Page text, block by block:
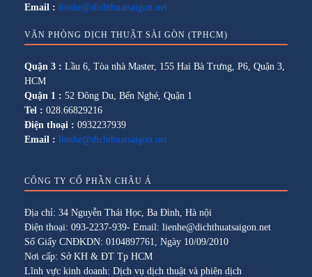
Email : lienhe@dichthuatsaigon.net
VĂN PHÒNG DỊCH THUẬT SÀI GÒN (TPHCM)
Quận 3 : Lầu 6, Tòa nhà Master, 155 Hai Bà Trưng, P6, Quận 3,
HCM
Quận 1 : 52 Đông Du, Bến Nghé, Quận 1
Tel : 028.66829216
Điện thoại : 0932237939
Email : lienhe@dichthuatsaigon.net
CÔNG TY CỔ PHẦN CHÂU Á
Địa chỉ: 34 Nguyễn Thái Học, Ba Đình, Hà nội
Điện thoại: 093-2237-939- Email: lienhe@dichthuatsaigon.net
Số Giấy CNĐKDN: 0104897761, Ngày 10/09/2010
Nơi cấp: Sở KH & ĐT Tp HCM
Lĩnh vực kinh doanh: Dịch vụ dịch thuật và phiên dịch